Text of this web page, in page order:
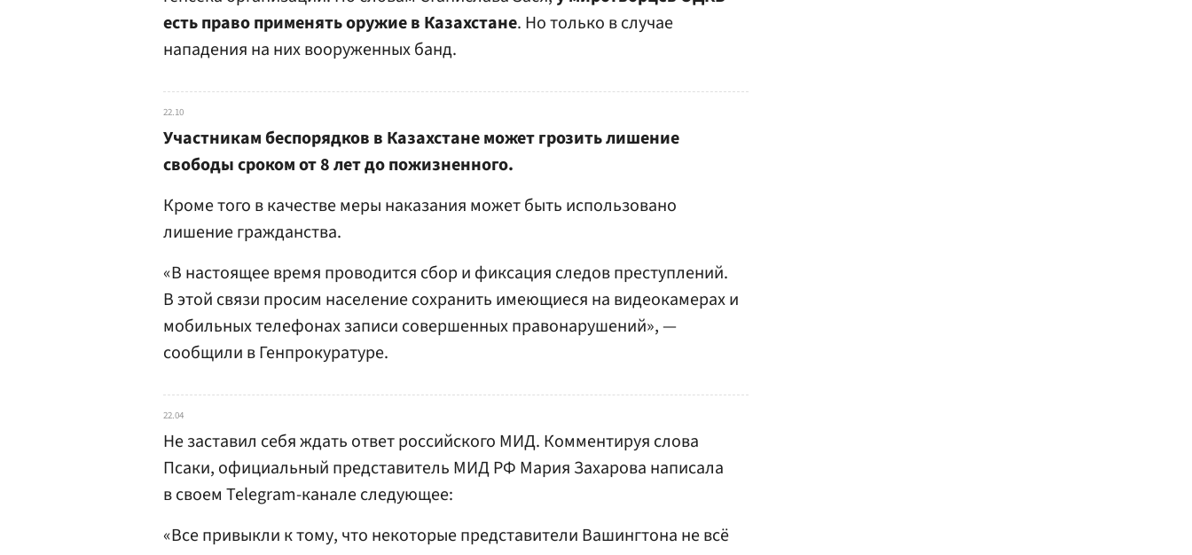
есть право применять оружие в Казахстане. Но только в случае
нападения на них вооруженных банд.
22.10
Участникам беспорядков в Казахстане может грозить лишение
свободы сроком от 8 лет до пожизненного.
Кроме того в качестве меры наказания может быть использовано
лишение гражданства.
«В настоящее время проводится сбор и фиксация следов преступлений.
В этой связи просим население сохранить имеющиеся на видеокамерах и
мобильных телефонах записи совершенных правонарушений», —
сообщили в Генпрокуратуре.
22.04
Не заставил себя ждать ответ российского МИД. Комментируя слова
Псаки, официальный представитель МИД РФ Мария Захарова написала
в своем Telegram-канале следующее:
«Все привыкли к тому, что некоторые представители Вашингтона не всё